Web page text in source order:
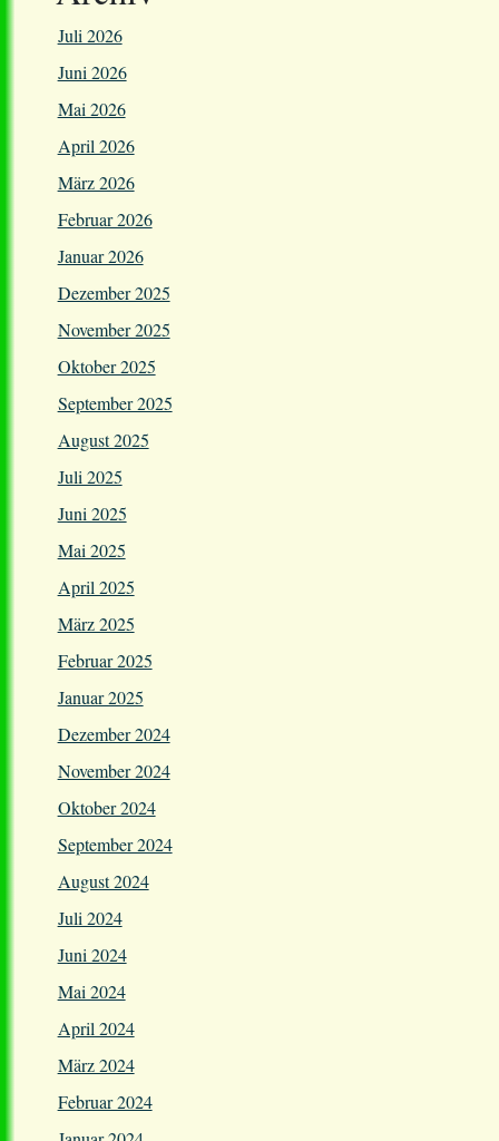
Juli 2026
Juni 2026
Mai 2026
April 2026
März 2026
Februar 2026
Januar 2026
Dezember 2025
November 2025
Oktober 2025
September 2025
August 2025
Juli 2025
Juni 2025
Mai 2025
April 2025
März 2025
Februar 2025
Januar 2025
Dezember 2024
November 2024
Oktober 2024
September 2024
August 2024
Juli 2024
Juni 2024
Mai 2024
April 2024
März 2024
Februar 2024